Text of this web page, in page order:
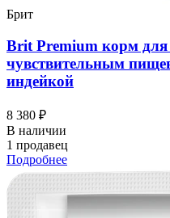
Брит
Brit Premium корм для
чувствительным
индейкой
8 380 ₽
В наличии
1 продавец
Подробнее